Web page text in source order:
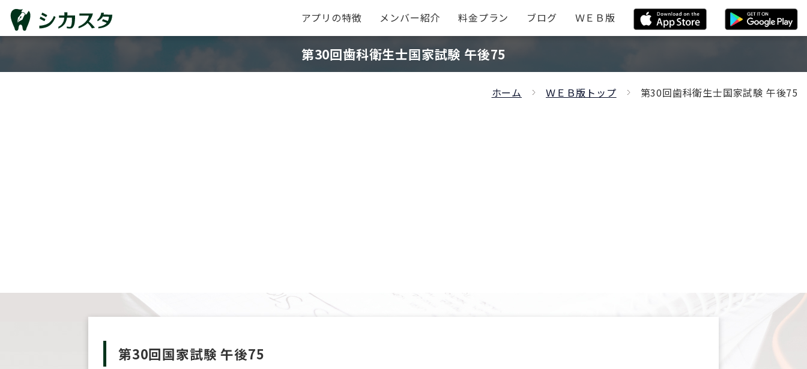
アプリの特徴 メンバー紹介 料金プラン ブログ ＷＥＢ版
第30回歯科衛生士国家試験 午後75
ホーム ＷＥＢ版トップ 第30回歯科衛生士国家試験 午後75
第30回国家試験 午後75